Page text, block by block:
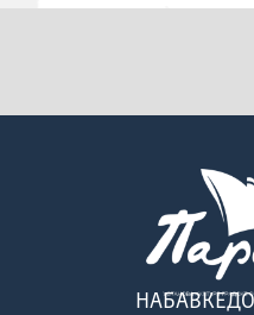
НАБАВКЕ